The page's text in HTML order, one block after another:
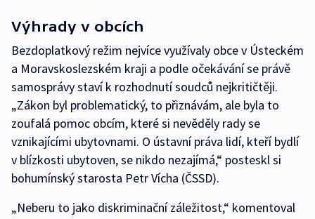
Výhrady v obcích
Bezdoplatkový režim nejvíce využívaly obce v Ústeckém
a Moravskoslezském kraji a podle očekávání se právě
samosprávy staví k rozhodnutí soudců nejkritičtěji.
„Zákon byl problematický, to přiznávám, ale byla to
zoufalá pomoc obcím, které si nevěděly rady se
vznikajícími ubytovnami. O ústavní práva lidí, kteří bydlí
v blízkosti ubytoven, se nikdo nezajímá,“ posteskl si
bohumínský starosta Petr Vícha (ČSSD).
„Neberu to jako diskriminační záležitost,“ komentoval